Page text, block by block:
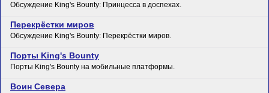
Обсуждение King's Bounty: Принцесса в доспехах.
Перекрёстки миров
Обсуждение King's Bounty: Перекрёстки миров.
Порты King's Bounty
Порты King's Bounty на мобильные платформы.
Воин Севера